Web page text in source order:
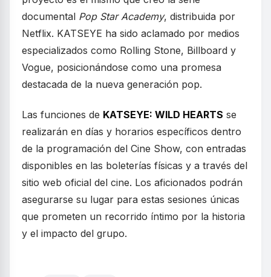
documental Pop Star Academy, distribuida por
Netflix. KATSEYE ha sido aclamado por medios
especializados como Rolling Stone, Billboard y
Vogue, posicionándose como una promesa
destacada de la nueva generación pop.
Las funciones de KATSEYE: WILD HEARTS se
realizarán en días y horarios específicos dentro
de la programación del Cine Show, con entradas
disponibles en las boleterías físicas y a través del
sitio web oficial del cine. Los aficionados podrán
asegurarse su lugar para estas sesiones únicas
que prometen un recorrido íntimo por la historia
y el impacto del grupo.